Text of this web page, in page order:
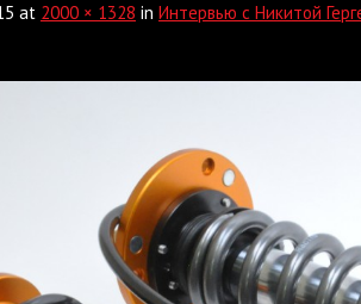
at 2000 × 1328 in Интервью с Никитой